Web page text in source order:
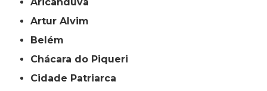
Aricanduva
Artur Alvim
Belém
Chácara do Piqueri
Cidade Patriarca